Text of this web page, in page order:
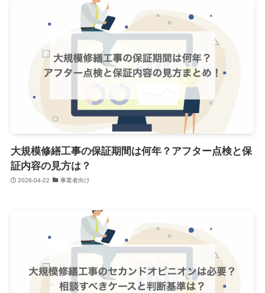
大規模修繕工事の保証期間は何年？アフター点検と保
証内容の見方は？
2026-04-22 事業者向け